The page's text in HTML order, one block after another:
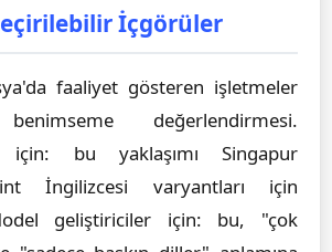
İçgörüler
faaliyet gösteren işletmeler
değerlendirmesi.
için: bu yaklaşımı Singapur
İngilizcesi varyantları için
geliştiriciler için: bu, "çok